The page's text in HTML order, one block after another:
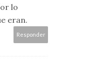
lo
eran.
Responder